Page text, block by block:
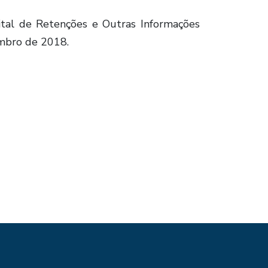
de Retenções e Outras Informações
de 2018.